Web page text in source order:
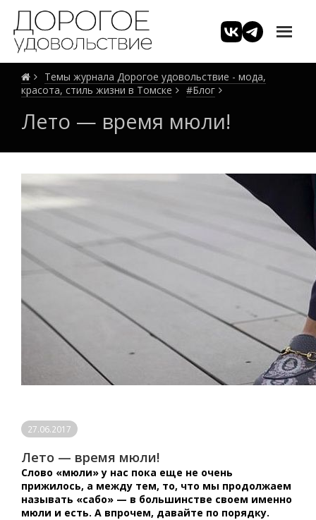
Темы журнала Дорогое удовольствие - мода,
красота, стиль жизни в Томске
#Блог
Лето — время мюли!
27.06.2017
Лето — время мюли!
Слово «мюли» у нас пока еще не очень
прижилось, а между тем, то, что мы продолжаем
называть «сабо» — в большинстве своем именно
мюли и есть. А впрочем, давайте по порядку.